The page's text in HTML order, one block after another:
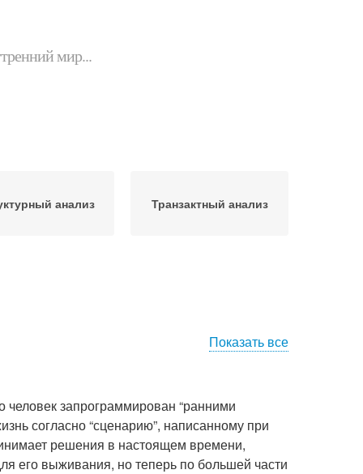
мир...
анализ Транзактный анализ
Показать все
запрограммирован “ранними
согласно “сценарию”, написанному при
решения в настоящем времени,
его выживания, но теперь по большей части